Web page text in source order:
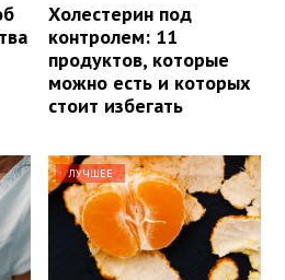
Холестерин под
контролем: 11
продуктов, которые
можно есть и которых
стоит избегать
ЛУЧШЕЕ